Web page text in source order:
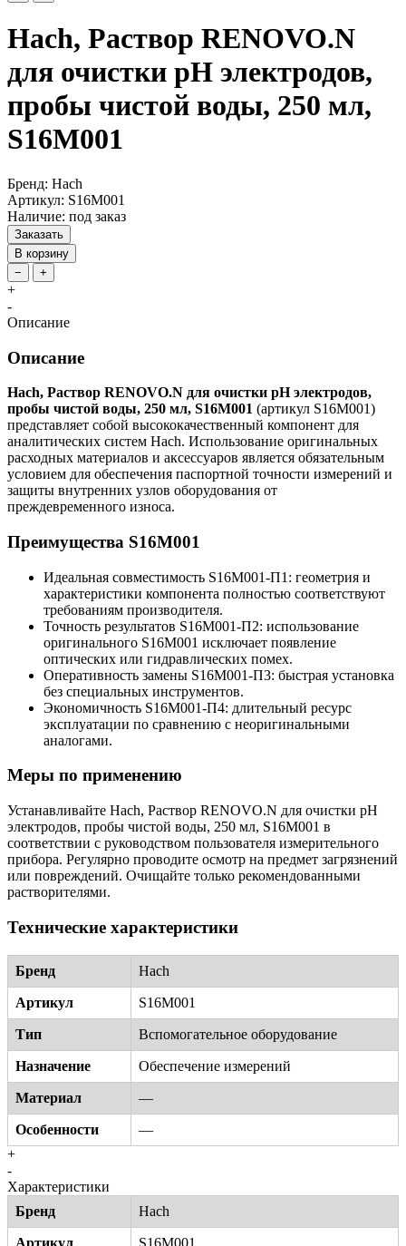
Hach, Раствор RENOVO.N
для очистки pH электродов,
пробы чистой воды, 250 мл,
S16M001
Бренд: Hach
Артикул: S16M001
Наличие: под заказ
Заказать
В корзину
−
+
+
-
Описание
Описание
Hach, Раствор RENOVO.N для очистки pH электродов,
пробы чистой воды, 250 мл, S16M001 (артикул S16M001)
представляет собой высококачественный компонент для
аналитических систем Hach. Использование оригинальных
расходных материалов и аксессуаров является обязательным
условием для обеспечения паспортной точности измерений и
защиты внутренних узлов оборудования от
преждевременного износа.
Преимущества S16M001
Идеальная совместимость S16M001-П1: геометрия и
характеристики компонента полностью соответствуют
требованиям производителя.
Точность результатов S16M001-П2: использование
оригинального S16M001 исключает появление
оптических или гидравлических помех.
Оперативность замены S16M001-П3: быстрая установка
без специальных инструментов.
Экономичность S16M001-П4: длительный ресурс
эксплуатации по сравнению с неоригинальными
аналогами.
Меры по применению
Устанавливайте Hach, Раствор RENOVO.N для очистки pH
электродов, пробы чистой воды, 250 мл, S16M001 в
соответствии с руководством пользователя измерительного
прибора. Регулярно проводите осмотр на предмет загрязнений
или повреждений. Очищайте только рекомендованными
растворителями.
Технические характеристики
Бренд Hach
Артикул S16M001
Тип Вспомогательное оборудование
Назначение Обеспечение измерений
Материал —
Особенности
—
+
-
Характеристики
Бренд
Hach
Артикул S16M001